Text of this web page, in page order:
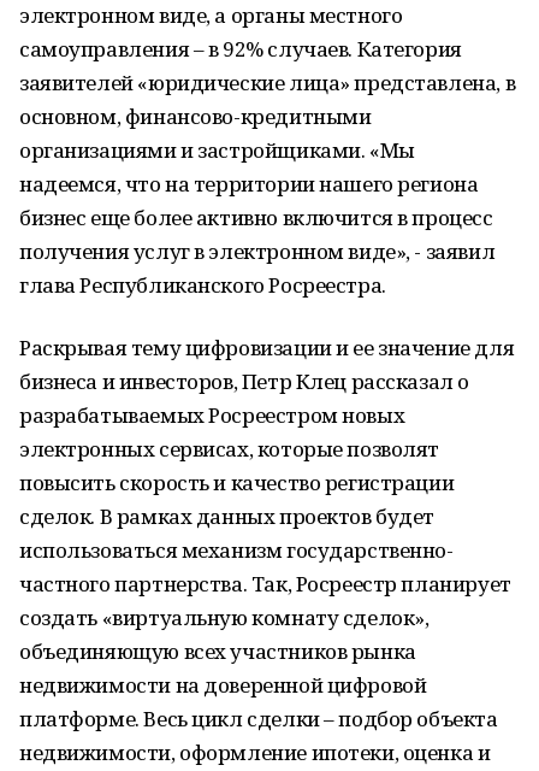
электронном виде, а органы местного
самоуправления – в 92% случаев. Категория
заявителей «юридические лица» представлена, в
основном, финансово-кредитными
организациями и застройщиками. «Мы
надеемся, что на территории нашего региона
бизнес еще более активно включится в процесс
получения услуг в электронном виде», - заявил
глава Республиканского Росреестра.
Раскрывая тему цифровизации и ее значение для
бизнеса и инвесторов, Петр Клец рассказал о
разрабатываемых Росреестром новых
электронных сервисах, которые позволят
повысить скорость и качество регистрации
сделок. В рамках данных проектов будет
использоваться механизм государственно-
частного партнерства. Так, Росреестр планирует
создать «виртуальную комнату сделок»,
объединяющую всех участников рынка
недвижимости на доверенной цифровой
платформе. Весь цикл сделки – подбор объекта
недвижимости, оформление ипотеки, оценка и